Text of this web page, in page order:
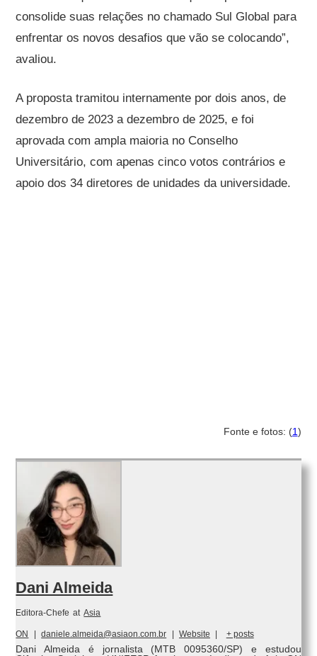
consolide suas relações no chamado Sul Global para
enfrentar os novos desafios que vão se colocando”,
avaliou.
A proposta tramitou internamente por dois anos, de
dezembro de 2023 a dezembro de 2025, e foi
aprovada com ampla maioria no Conselho
Universitário, com apenas cinco votos contrários e
apoio dos 34 diretores de unidades da universidade.
Fonte e fotos: (1)
Dani Almeida
Editora-Chefe at Asia
ON daniele.almeida@asiaon.com.br Website + posts
Dani Almeida é jornalista (MTB 0095360/SP) e estudou